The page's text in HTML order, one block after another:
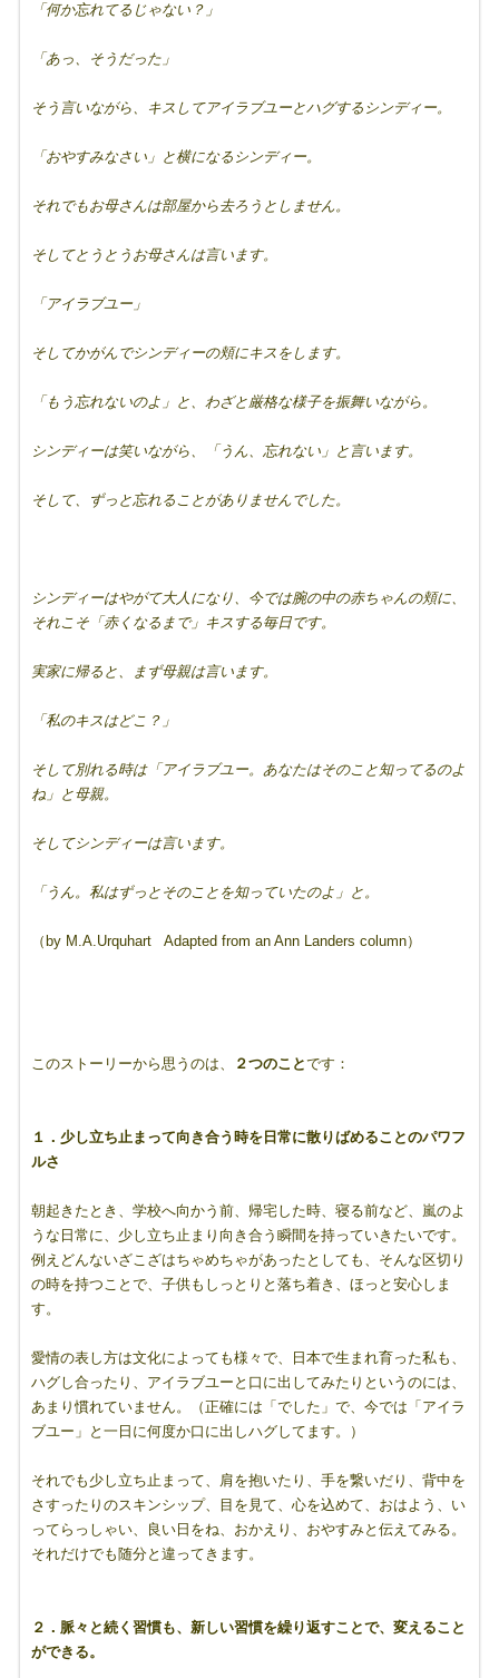
「何か忘れてるじゃない？」
「あっ、そうだった」
そう言いながら、キスしてアイラブユーとハグするシンディー。
「おやすみなさい」と横になるシンディー。
それでもお母さんは部屋から去ろうとしません。
そしてとうとうお母さんは言います。
「アイラブユー」
そしてかがんでシンディーの頬にキスをします。
「もう忘れないのよ」と、わざと厳格な様子を振舞いながら。
シンディーは笑いながら、「うん、忘れない」と言います。
そして、ずっと忘れることがありませんでした。
シンディーはやがて大人になり、今では腕の中の赤ちゃんの頬に、
それこそ「赤くなるまで」キスする毎日です。
実家に帰ると、まず母親は言います。
「私のキスはどこ？」
そして別れる時は「アイラブユー。あなたはそのこと知ってるのよ
ね」と母親。
そしてシンディーは言います。
「うん。私はずっとそのことを知っていたのよ」と。
（by M.A.Urquhart Adapted from an Ann Landers column）
このストーリーから思うのは、 ２つのことです：
１．少し立ち止まって向き合う時を日常に散りばめることのパワフ
ルさ
朝起きたとき、学校へ向かう前、帰宅した時、寝る前など、嵐のよ
うな日常に、少し立ち止まり向き合う瞬間を持っていきたいです。
例えどんないざこざはちゃめちゃがあったとしても、そんな区切り
の時を持つことで、子供もしっとりと落ち着き、ほっと安心しま
す。
愛情の表し方は文化によっても様々で、日本で生まれ育った私も、
ハグし合ったり、アイラブユーと口に出してみたりというのには、
あまり慣れていません。（正確には「でした」で、今では「アイラ
ブユー」と一日に何度か口に出しハグしてます。）
それでも少し立ち止まって、肩を抱いたり、手を繋いだり、背中を
さすったりのスキンシップ、目を見て、心を込めて、おはよう、い
ってらっしゃい、良い日をね、おかえり、おやすみと伝えてみる。
それだけでも随分と違ってきます。
２．脈々と続く習慣も、新しい習慣を繰り返すことで、変えること
ができる。